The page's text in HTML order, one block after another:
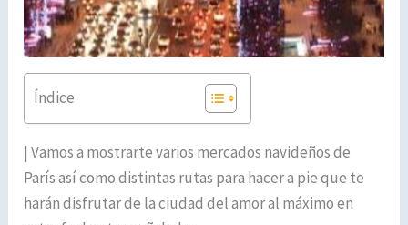
Índice
| Vamos a mostrarte varios mercados navideños de
París así como distintas rutas para hacer a pie que te
harán disfrutar de la ciudad del amor al máximo en